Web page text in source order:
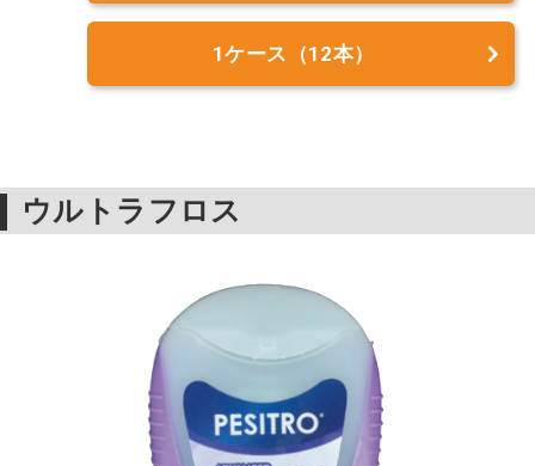
1ケース（12本）
ウルトラフロス